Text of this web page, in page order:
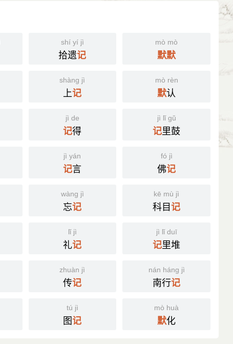
shí yí jì
拾遗记
mò mò
默默
shàng jì
上记
mò rèn
默认
jì de
记得
jì lǐ gǔ
记里鼓
jì yán
记言
fó jì
佛记
wàng jì
忘记
kē mù jì
科目记
lǐ jì
礼记
jì lǐ duī
记里堆
zhuàn jì
传记
nán háng jì
南行记
tú jì
图记
mò huà
默化